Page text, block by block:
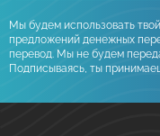
Мы будем использовать
предложений денежных
перевод. Мы не будем
Подписываясь, ты